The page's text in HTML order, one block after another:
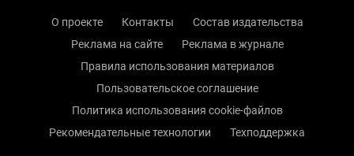
О проекте Контакты
Состав издательства
Реклама на сайте
Реклама в журнале
Правила использования материалов
Пользовательское соглашение
Политика использования cookie-файлов
Рекомендательные технологии
Техподдержка